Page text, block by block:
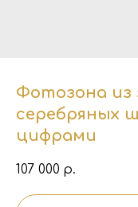
Фотозона из
серебряных
цифрами
107 000 р.